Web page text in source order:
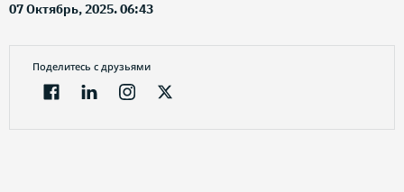
07 Октябрь, 2025. 06:43
Поделитесь с друзьями